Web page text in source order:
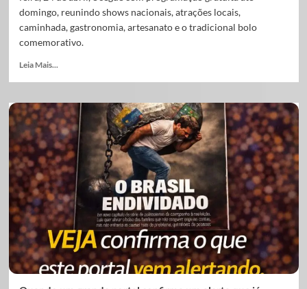
domingo, reunindo shows nacionais, atrações locais,
caminhada, gastronomia, artesanato e o tradicional bolo
comemorativo.
Leia Mais...